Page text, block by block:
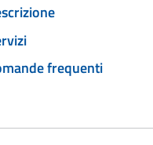
frequenti